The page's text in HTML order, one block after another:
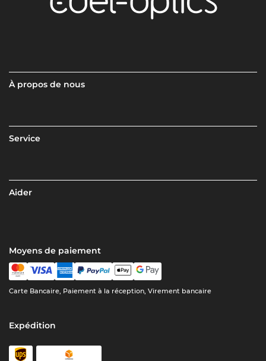
À propos de nous
Service
Aider
Moyens de paiement
Carte Bancaire, Paiement à la réception, Virement bancaire
Expédition